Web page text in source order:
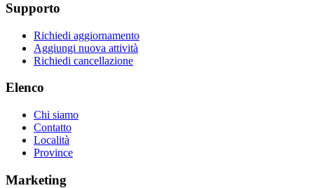
Supporto
Richiedi aggiornamento
Aggiungi nuova attività
Richiedi cancellazione
Elenco
Chi siamo
Contatto
Località
Province
Marketing